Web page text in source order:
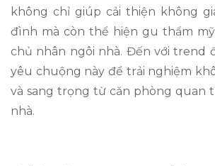
không chỉ giúp cải thiện không
đình mà còn thể hiện gu thẩm
chủ nhân ngôi nhà. Đến với trend
yêu chuộng này để trải nghiệm
và sang trọng từ căn phòng quan
nhà.